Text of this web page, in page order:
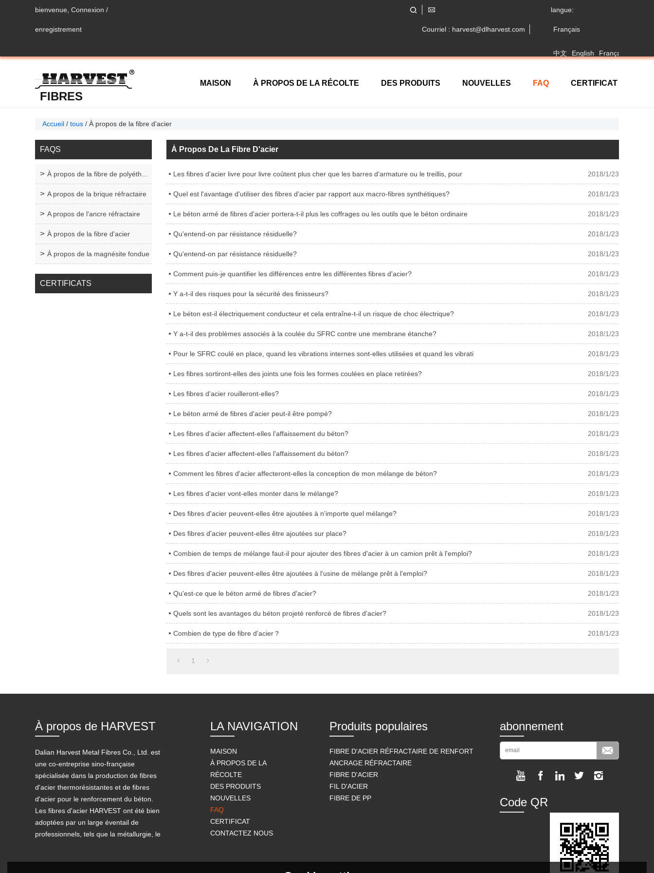
bienvenue, Connexion /
enregistrement Courriel : harvest@dlharvest.com
langue:
Français
中文 English Français
FIBRES
MAISON À PROPOS DE LA RÉCOLTE DES PRODUITS NOUVELLES FAQ CERTIFICAT
Accueil / tous / À propos de la fibre d'acier
FAQS
À propos de la fibre de polyéthylène
A propos de la brique réfractaire
A propos de l'ancre réfractaire
À propos de la fibre d'acier
À propos de la magnésite fondue
CERTIFICATS
À Propos De La Fibre D'acier
Les fibres d'acier livre pour livre coûtent plus cher que les barres d'armature ou le treillis, pour 2018/1/23
Quel est l'avantage d'utiliser des fibres d'acier par rapport aux macro-fibres synthétiques? 2018/1/23
Le béton armé de fibres d'acier portera-t-il plus les coffrages ou les outils que le béton ordinaire 2018/1/23
Qu'entend-on par résistance résiduelle? 2018/1/23
Qu'entend-on par résistance résiduelle? 2018/1/23
Comment puis-je quantifier les différences entre les différentes fibres d'acier? 2018/1/23
Y a-t-il des risques pour la sécurité des finisseurs? 2018/1/23
Le béton est-il électriquement conducteur et cela entraîne-t-il un risque de choc électrique? 2018/1/23
Y a-t-il des problèmes associés à la coulée du SFRC contre une membrane étanche? 2018/1/23
Pour le SFRC coulé en place, quand les vibrations internes sont-elles utilisées et quand les vibrati 2018/1/23
Les fibres sortiront-elles des joints une fois les formes coulées en place retirées? 2018/1/23
Les fibres d'acier rouilleront-elles? 2018/1/23
Le béton armé de fibres d'acier peut-il être pompé? 2018/1/23
Les fibres d'acier affectent-elles l'affaissement du béton? 2018/1/23
Les fibres d'acier affectent-elles l'affaissement du béton? 2018/1/23
Comment les fibres d'acier affecteront-elles la conception de mon mélange de béton? 2018/1/23
Les fibres d'acier vont-elles monter dans le mélange? 2018/1/23
Des fibres d'acier peuvent-elles être ajoutées à n'importe quel mélange? 2018/1/23
Des fibres d'acier peuvent-elles être ajoutées sur place? 2018/1/23
Combien de temps de mélange faut-il pour ajouter des fibres d'acier à un camion prêt à l'emploi? 2018/1/23
Des fibres d'acier peuvent-elles être ajoutées à l'usine de mélange prêt à l'emploi? 2018/1/23
Qu'est-ce que le béton armé de fibres d'acier? 2018/1/23
Quels sont les avantages du béton projeté renforcé de fibres d'acier? 2018/1/23
Combien de type de fibre d'acier？ 2018/1/23
1
À propos de HARVEST
Dalian Harvest Metal Fibres Co., Ltd. est
une co-entreprise sino-française
spécialisée dans la production de fibres
d'acier thermorésistantes et de fibres
d'acier pour le renforcement du béton.
Les fibres d'acier HARVEST ont été bien
adoptées par un large éventail de
professionnels, tels que la métallurgie, le
LA NAVIGATION
MAISON
À PROPOS DE LA
RÉCOLTE
DES PRODUITS
NOUVELLES
FAQ
CERTIFICAT
CONTACTEZ NOUS
Produits populaires
FIBRE D'ACIER RÉFRACTAIRE DE RENFORT
ANCRAGE RÉFRACTAIRE
FIBRE D'ACIER
FIL D'ACIER
FIBRE DE PP
abonnement
Code QR